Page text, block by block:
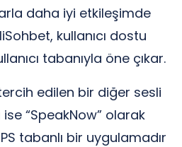
daha iyi etkileşimde
kullanıcı dostu
tabanıyla öne çıkar.
edilen bir diğer sesli
“SpeakNow” olarak
tabanlı bir uygulamadır